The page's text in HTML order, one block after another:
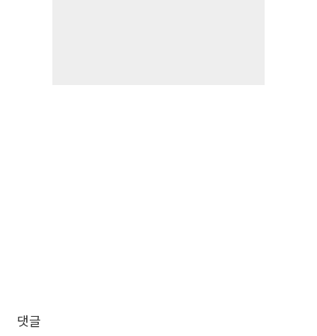
댓글